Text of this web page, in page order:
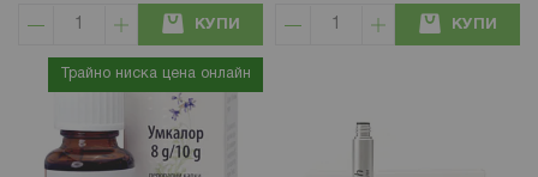
КУПИ КУПИ
Трайно ниска цена онлайн